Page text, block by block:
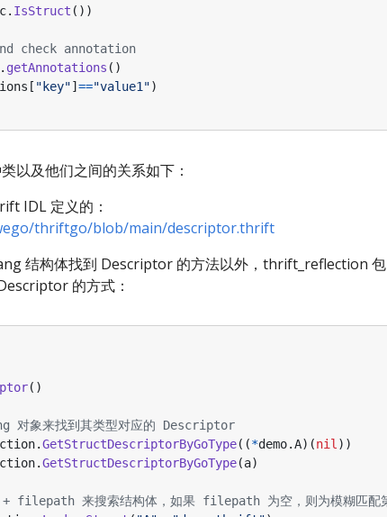
. IsStruct ())
check annotation
. getAnnotations ()
[ "key"] =="value1")
以及他们之间的关系如下：
IDL 定义的：
thriftgo/blob/main/descriptor.thrift
结构体找到 Descriptor 的方法以外，thrift_reflection
的方式：
()
对象来找到其类型对应的 Descriptor
.GetStructDescriptorByGoType((*demo.A)(nil ))
.GetStructDescriptorByGoType(a)
来搜索结构体，如果 filepath 为空，则为模糊匹配